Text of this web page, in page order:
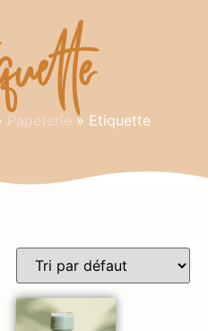
Papeterie » Etiquette